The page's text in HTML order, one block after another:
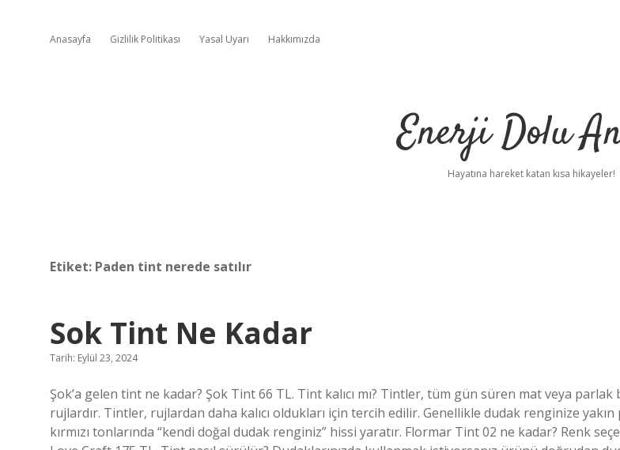
Anasayfa Gizlilik Politikası Yasal Uyarı Hakkımızda
Enerji Dolu
Hayatına hareket katan kısa hikayeler!
Etiket: Paden tint nerede satılır
Sok Tint Ne Kadar
Tarih: Eylül 23, 2024
Şok’a gelen tint ne kadar? Şok Tint 66 TL. Tint kalıcı mı? Tintler, tüm gün süren mat veya parlak
rujlardır. Tintler, rujlardan daha kalıcı oldukları için tercih edilir. Genellikle dudak renginize yakın
kırmızı tonlarında “kendi doğal dudak renginiz” hissi yaratır. Flormar Tint 02 ne kadar? Renk